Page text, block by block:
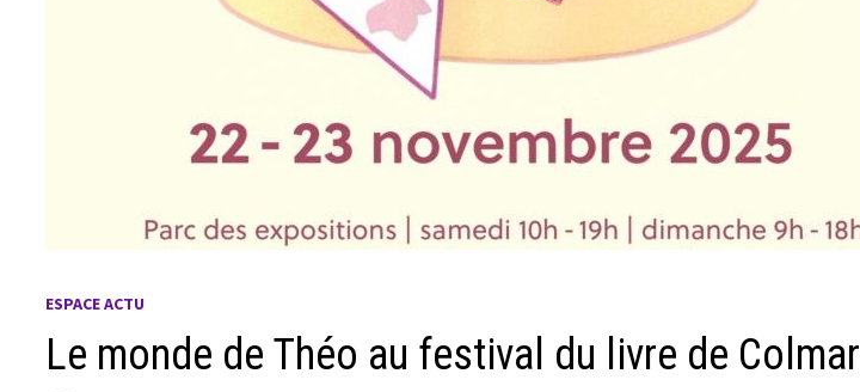
ESPACE ACTU
Le monde de Théo au festival du livre de Colmar